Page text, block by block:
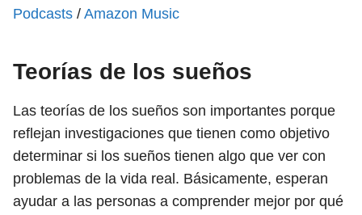
Podcasts / Amazon Music
Teorías de los sueños
Las teorías de los sueños son importantes porque
reflejan investigaciones que tienen como objetivo
determinar si los sueños tienen algo que ver con
problemas de la vida real. Básicamente, esperan
ayudar a las personas a comprender mejor por qué